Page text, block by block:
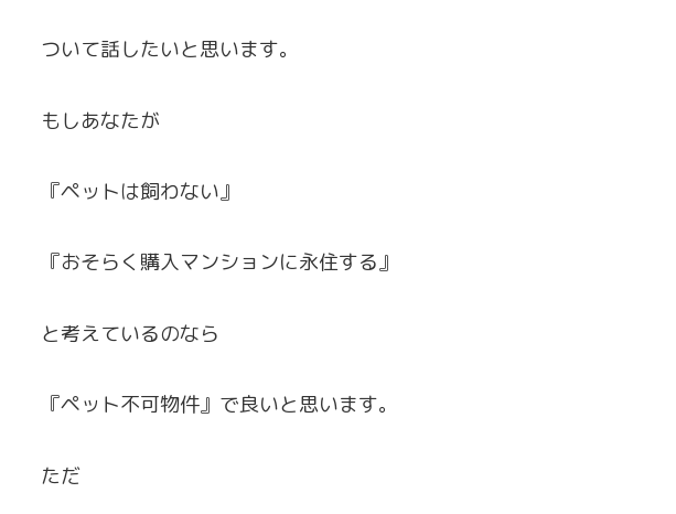
ついて話したいと思います。
もしあなたが
『ペットは飼わない』
『おそらく購入マンションに永住する』
と考えているのなら
『ペット不可物件』で良いと思います。
ただ